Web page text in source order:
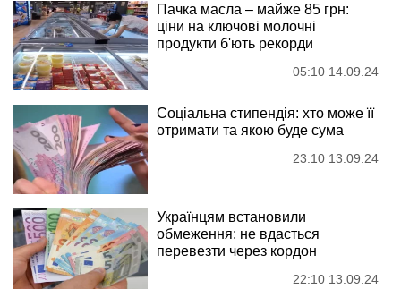
Пачка масла – майже 85 грн:
ціни на ключові молочні
продукти б'ють рекорди
05:10 14.09.24
Соціальна стипендія: хто може її
отримати та якою буде сума
23:10 13.09.24
Українцям встановили
обмеження: не вдасться
перевезти через кордон
22:10 13.09.24